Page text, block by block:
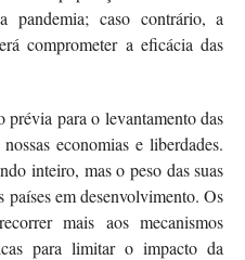
pandemia; caso contrário, a
comprometer a eficácia das
para o levantamento das
economias e liberdades.
inteiro, mas o peso das suas
países em desenvolvimento. Os
mais aos mecanismos
para limitar o impacto da